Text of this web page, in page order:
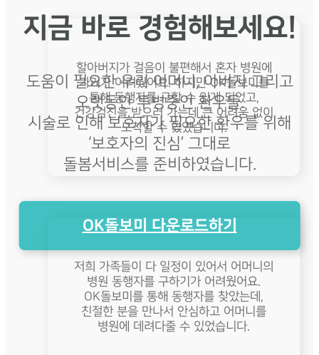
지금 바로 경험해보세요!
도움이 필요한 우리 어머니, 아버지 그리고
오랫동안 투병중인 환우들.
시술로 인해 보호자가 필요한 환우를 위해
‘보호자의 진심’ 그대로
돌봄서비스를 준비하였습니다.
OK돌보미 다운로드하기
할아버지가 걸음이 불편해서 혼자 병원에
가기가 어려웠어요. 하지만 OK돌보미를
통해 동행자를 구할 수 있게 되었고,
건강검진을 받으러 가는데 큰 어려움 없이
도착할 수 있었습니다.
저희 가족들이 다 일정이 있어서 어머니의
병원 동행자를 구하기가 어려웠어요.
OK돌보미를 통해 동행자를 찾았는데,
친절한 분을 만나서 안심하고 어머니를
병원에 데려다줄 수 있었습니다.